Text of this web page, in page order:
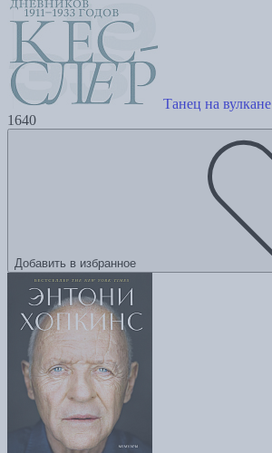
Танец на вулкане
1640
Добавить в избранное